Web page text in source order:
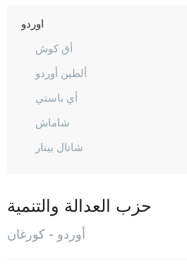
أوردو
أق كوش
ألطين أوردو
أي باستي
شاماش
شاتال بينار
فاطصا
غول كايلي
حزب العدالة والتنمية
أوردو - كورغان